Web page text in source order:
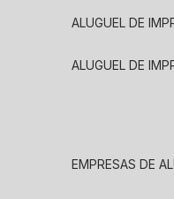
ALUGUEL DE
ALUGUEL DE
EMPRESAS DE